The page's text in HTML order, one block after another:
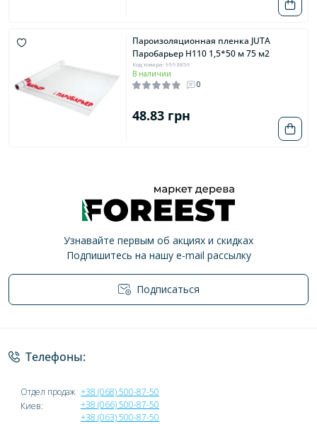
Пароизоляционная пленка JUTA
Паробарьер H110 1,5*50 м 75 м2
Код товара: 9993859
В наличии
0
48.83 грн
Узнавайте первым об акциях и скидках
Подпишитесь на нашу e-mail рассылку
Подписаться
Политика конфиденциальности
Телефоны:
Отдел продаж
Киев:
+38 (068) 500-87-50
+38 (066) 500-87-50
+38 (063) 500-87-50